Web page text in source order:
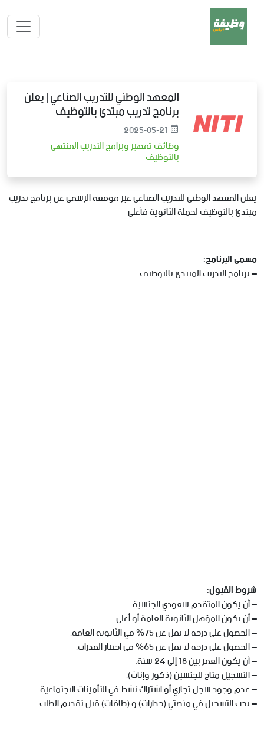
المعهد الوطني للتدريب الصناعي | يعلن
برنامج تدريب مبتدئ بالتوظيف
2025-05-21
وظائف تمهير وبرامج التدريب المنتهي
بالتوظيف
يعلن المعهد الوطني للتدريب الصناعي عبر موقعه الرسمي عن برنامج تدريب
مبتدئ بالتوظيف لحملة الثانوية فأعلى
مسمى البرنامج:
– برنامج التدريب المبتدئ بالتوظيف.
شروط القبول:
– أن يكون المتقدم سعودي الجنسية.
– أن يكون المؤهل الثانوية العامة أو أعلى.
– الحصول على درجة لا تقل عن 75% في الثانوية العامة.
– الحصول على درجة لا تقل عن 65% في اختبار القدرات.
– أن يكون العمر بين 18 إلى 24 سنة.
– التسجيل متاح للجنسين (ذكور وإناث).
– عدم وجود سجل تجاري أو اشتراك نشط في التأمينات الاجتماعية.
– يجب التسجيل في منصتي (جدارات) و (طاقات) قبل تقديم الطلب.